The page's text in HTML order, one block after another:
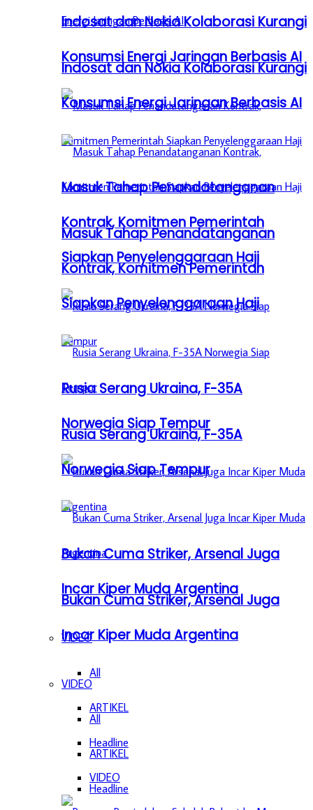
Indosat dan Nokia Kolaborasi Kurangi
Konsumsi Energi Jaringan Berbasis AI
Masuk Tahap Penandatanganan
Kontrak, Komitmen Pemerintah
Siapkan Penyelenggaraan Haji
Rusia Serang Ukraina, F-35A
Norwegia Siap Tempur
Bukan Cuma Striker, Arsenal Juga
Incar Kiper Muda Argentina
VIDEO
All
ARTIKEL
Headline
VIDEO
Indosat dan Nokia Kolaborasi Kurangi
Konsumsi Energi Jaringan Berbasis AI
Masuk Tahap Penandatanganan
Kontrak, Komitmen Pemerintah
Siapkan Penyelenggaraan Haji
Rusia Serang Ukraina, F-35A
Norwegia Siap Tempur
Bukan Cuma Striker, Arsenal Juga
Incar Kiper Muda Argentina
VIDEO
All
ARTIKEL
Headline